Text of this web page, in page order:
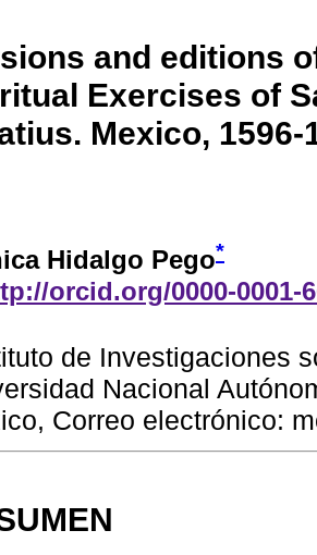
and editions
Exercises of
Mexico, 1596-
Hidalgo Pego*
orcid.org/0000-0001-
de Investigaciones
Nacional
Correo electrónico: